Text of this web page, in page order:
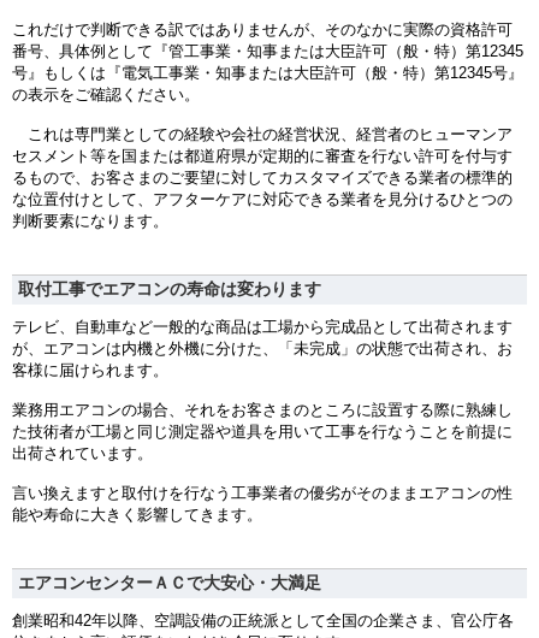
これだけで判断できる訳ではありませんが、そのなかに実際の資格許可
番号、具体例として『管工事業・知事または大臣許可（般・特）第12345
号』もしくは『電気工事業・知事または大臣許可（般・特）第12345号』
の表示をご確認ください。
これは専門業としての経験や会社の経営状況、経営者のヒューマンア
セスメント等を国または都道府県が定期的に審査を行ない許可を付与す
るもので、お客さまのご要望に対してカスタマイズできる業者の標準的
な位置付けとして、アフターケアに対応できる業者を見分けるひとつの
判断要素になります。
取付工事でエアコンの寿命は変わります
テレビ、自動車など一般的な商品は工場から完成品として出荷されます
が、エアコンは内機と外機に分けた、「未完成」の状態で出荷され、お
客様に届けられます。
業務用エアコンの場合、それをお客さまのところに設置する際に熟練し
た技術者が工場と同じ測定器や道具を用いて工事を行なうことを前提に
出荷されています。
言い換えますと取付けを行なう工事業者の優劣がそのままエアコンの性
能や寿命に大きく影響してきます。
エアコンセンターＡＣで大安心・大満足
創業昭和42年以降、空調設備の正統派として全国の企業さま、官公庁各